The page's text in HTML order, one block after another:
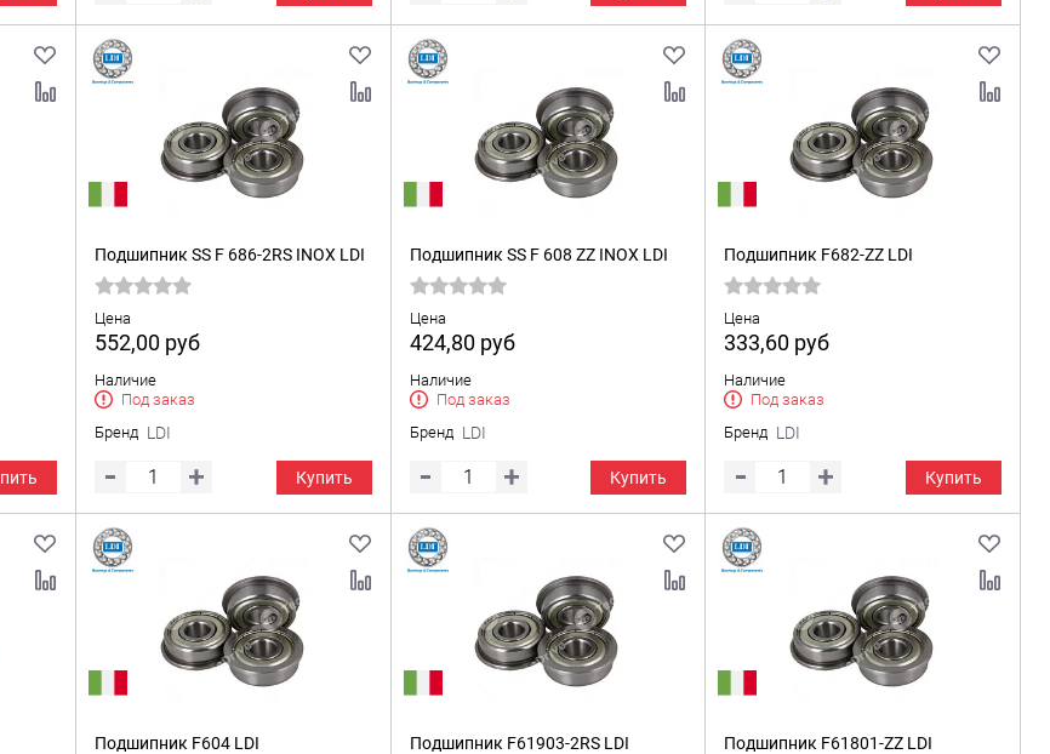
Подшипник SS F 686-2RS INOX LDI
Цена
552,00 руб
Наличие
Под заказ
Бренд LDI
Купить
Подшипник SS F 608 ZZ INOX LDI
Цена
424,80 руб
Наличие
Под заказ
Бренд LDI
Купить
Подшипник F682-ZZ LDI
Цена
333,60 руб
Наличие
Под заказ
Бренд LDI
Купить
Подшипник F604 LDI Подшипник F61903-2RS LDI Подшипник F61801-ZZ LDI